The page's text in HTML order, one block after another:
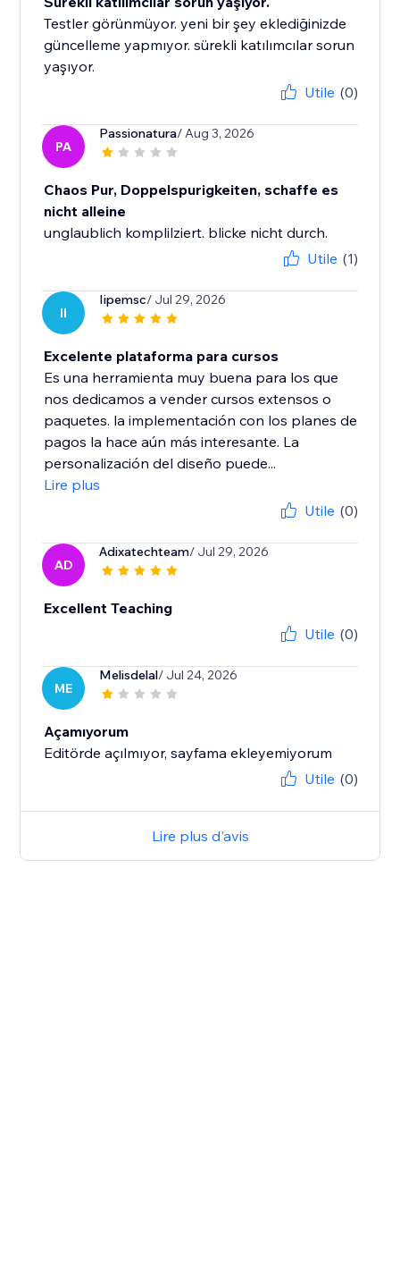
Testler görünmüyor. yeni bir şey eklediğinizde
güncelleme yapmıyor. sürekli katılımcılar sorun
yaşıyor.
Utile (0)
PA
Passionatura/ Aug 3, 2026
Chaos Pur, Doppelspurigkeiten, schaffe es
nicht alleine
unglaublich komplilziert. blicke nicht durch.
Utile (1)
II
Iipemsc/ Jul 29, 2026
Excelente plataforma para cursos
Es una herramienta muy buena para los que
nos dedicamos a vender cursos extensos o
paquetes. la implementación con los planes de
pagos la hace aún más interesante. La
personalización del diseño puede...
Lire plus
Utile (0)
AD
Adixatechteam/ Jul 29, 2026
Excellent Teaching
Utile (0)
ME
Melisdelal/ Jul 24, 2026
Açamıyorum
Editörde açılmıyor, sayfama ekleyemiyorum
Utile (0)
Lire plus d'avis